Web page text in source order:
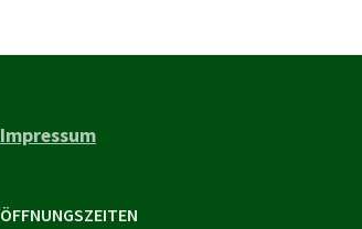
Impressum
ÖFFNUNGSZEITEN